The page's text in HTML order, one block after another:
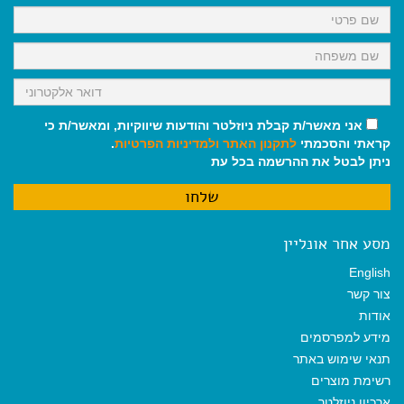
k
p
m
אני מאשר/ת קבלת ניוזלטר והודעות שיווקיות, ומאשר/ת כי
קראתי והסכמתי לתקנון האתר ולמדיניות הפרטיות.
ניתן לבטל את ההרשמה בכל עת
מסע אחר אונליין
English
צור קשר
אודות
מידע למפרסמים
תנאי שימוש באתר
רשימת מוצרים